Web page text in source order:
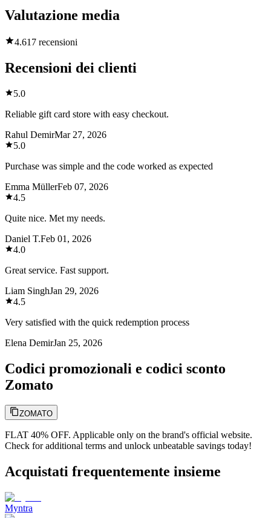
Valutazione media
4.617 recensioni
Recensioni dei clienti
5.0
Reliable gift card store with easy checkout.
Rahul DemirMar 27, 2026
5.0
Purchase was simple and the code worked as expected
Emma MüllerFeb 07, 2026
4.5
Quite nice. Met my needs.
Daniel T.Feb 01, 2026
4.0
Great service. Fast support.
Liam SinghJan 29, 2026
4.5
Very satisfied with the quick redemption process
Elena DemirJan 25, 2026
Codici promozionali e codici sconto
Zomato
ZOMATO
FLAT 40% OFF. Applicable only on the brand's official website.
Check for additional terms and unlock unbeatable savings today!
Acquistati frequentemente insieme
Myntra